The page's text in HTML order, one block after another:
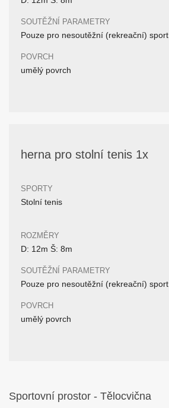
SOUTĚŽNÍ PARAMETRY
Pouze pro nesoutěžní (rekreační) sport
POVRCH
umělý povrch
herna pro stolní tenis 1x
SPORTY
Stolní tenis
ROZMĚRY
D: 12m Š: 8m
SOUTĚŽNÍ PARAMETRY
Pouze pro nesoutěžní (rekreační) sport
POVRCH
umělý povrch
Sportovní prostor - Tělocvična